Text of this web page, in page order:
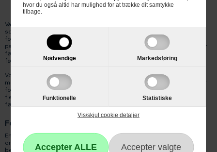
hvor du også altid har mulighed for at trække dit samtykke
tilbage.
Nødvendige Markedsføring
Funktionelle Statistiske
Vis/skjul cookie detaljer
Vakuumposer er afgørende for en vellykket vakuumforsegling. Vores
sortiment omfatter forskellige typer vakuumposer, herunder poser i
forskellige størrelser og tykkelser, så du kan finde den perfekte
pasform til dine behov. De er fremstillet af højkvalitetsmaterialer, der er
fødevaresikre, fri for BPA og sikrer optimal beskyttelse af dine
fødevarer.
Vores vakuumposer er konstrueret til at være slidstærke og
modstandsdygtige over for punktering, hvilket sikrer, at dine fødevarer
forbliver intakte og beskyttet under vakuumforseglingen. De er også
fleksible og kan tilpasses til forskellige former og størrelser af
fødevarer, hvilket gør dem alsidige og nemme at arbejde med.
Fordele ved vakuumposer
En af fordelene ved vakuumposer er, at de effektivt fjerner luften
omkring fødevarerne og forhindrer iltoptagelse. Dette hjælper med at
bevare friskheden, smagen og næringsværdien af dine fødevarer i